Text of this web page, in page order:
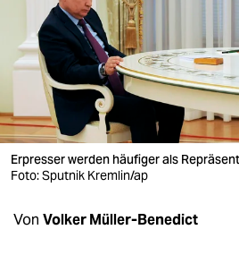
nord
wahrheit
verlag
verlag
veranstaltungen
shop
Erpresser werden häufiger als
Foto: Sputnik Kremlin/ap
Von Volker Müller-Benedict